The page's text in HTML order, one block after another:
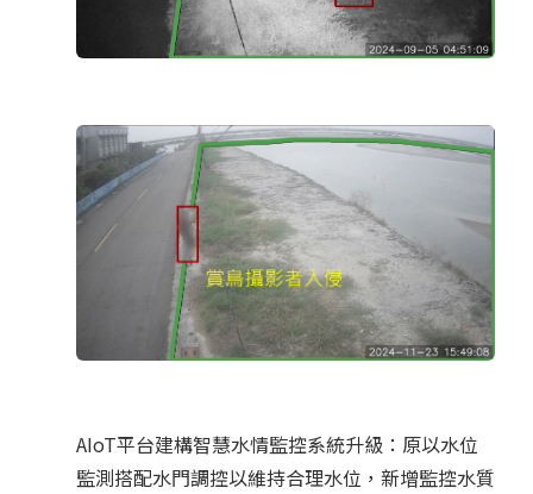
AIoT平台建構智慧水情監控系統升級：原以水位
監測搭配水門調控以維持合理水位，新增監控水質